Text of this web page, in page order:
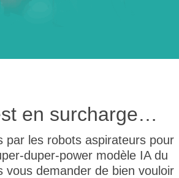
en surcharge…
par les robots aspirateurs pour
duper-power modèle IA du
vous demander de bien vouloir